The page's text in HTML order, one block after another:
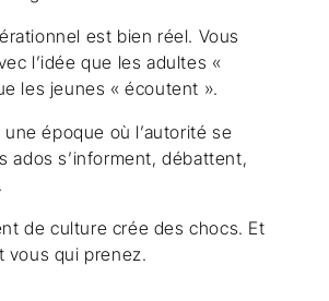
est bien réel. Vous
l’idée que les adultes «
les jeunes « écoutent ».
époque où l’autorité se
ados s’informent, débattent,
de culture crée des chocs. Et
vous qui prenez.